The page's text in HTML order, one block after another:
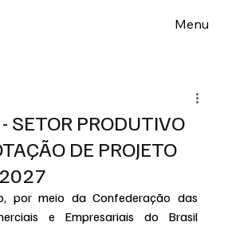
Menu
SETOR PRODUTIVO
DE PROJETO
por meio da Confederação das
e Empresariais do Brasil